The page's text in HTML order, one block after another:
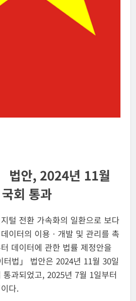
법안, 2024년 11월
회 통과
털 전환 가속화의 일환으로 보다
이터의 이용ㆍ개발 및 관리를 촉
데이터에 관한 법률 제정안을
법」 법안은 2024년 11월 30일
과되었고, 2025년 7월 1일부터
다.